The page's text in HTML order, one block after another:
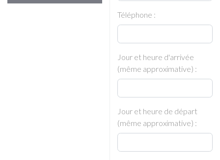
Téléphone :
Jour et heure d'arrivée
(même approximative) :
Jour et heure de départ
(même approximative) :